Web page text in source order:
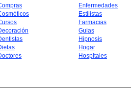
Enfermedades
Estilistas
Farmacias
Guias
Hipnosis
Hogar
Hospitales